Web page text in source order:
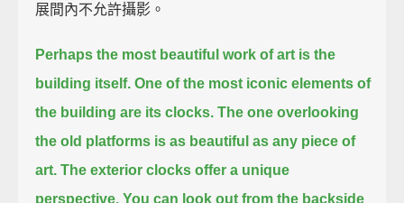
展間內不允許攝影。
Perhaps the most beautiful work of art is the
building itself. One of the most iconic elements of
the building are its clocks. The one overlooking
the old platforms is as beautiful as any piece of
art. The exterior clocks offer a unique
perspective. You can look out from the backside